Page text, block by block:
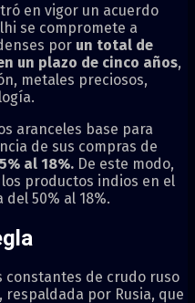
en vigor un acuerdo
se compromete a
por un total de
un plazo de cinco años,
metales preciosos,
aranceles base para
de sus compras de
al 18%. De este modo,
productos indios en el
50% al 18%.
constantes de crudo ruso
, respaldada por Rusia, que